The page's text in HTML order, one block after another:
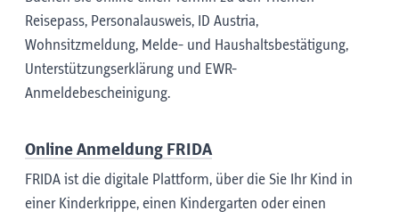
Reisepass, Personalausweis, ID Austria,
Wohnsitzmeldung, Melde- und Haushalts­bestätigung,
Unterstützungs­erklärung und EWR-
Anmeldebescheinigung.
Online Anmeldung FRIDA
FRIDA ist die digitale Plattform, über die Sie Ihr Kind in
einer Kinderkrippe, einen Kindergarten oder einen